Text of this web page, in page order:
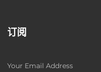
订阅
Your Email Address